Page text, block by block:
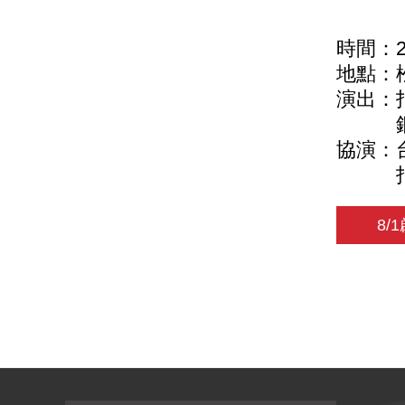
時間：
地點：
演出：
鋼
協演：
指
8/1